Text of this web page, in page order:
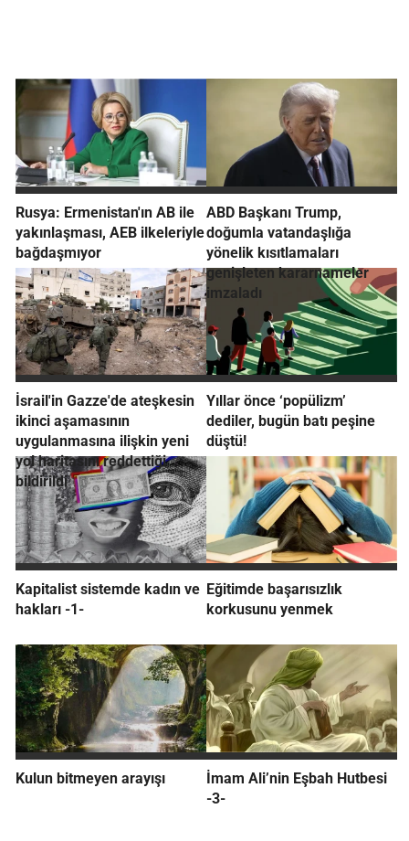
Rusya: Ermenistan'ın AB ile
yakınlaşması, AEB ilkeleriyle
bağdaşmıyor
ABD Başkanı Trump,
doğumla vatandaşlığa
yönelik kısıtlamaları
genişleten kararnameler
imzaladı
İsrail'in Gazze'de ateşkesin
ikinci aşamasının
uygulanmasına ilişkin yeni
yol haritasını reddettiği
bildirildi
Yıllar önce ‘popülizm’
dediler, bugün batı peşine
düştü!
Kapitalist sistemde kadın ve
hakları -1-
Eğitimde başarısızlık
korkusunu yenmek
Kulun bitmeyen arayışı
İmam Ali’nin Eşbah Hutbesi
-3-